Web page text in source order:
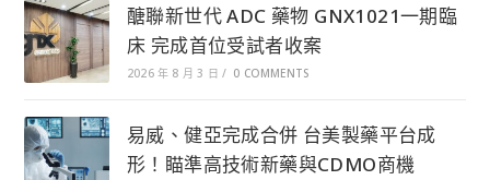
醣聯新世代 ADC 藥物 GNX1021一期臨
床 完成首位受試者收案
2026 年 8 月 3 日 / 0 COMMENTS
易威、健亞完成合併 台美製藥平台成
形！瞄準高技術新藥與CDMO商機